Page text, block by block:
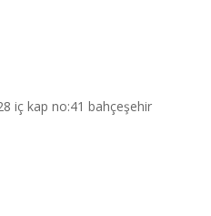
iç kap no:41 bahçeşehir